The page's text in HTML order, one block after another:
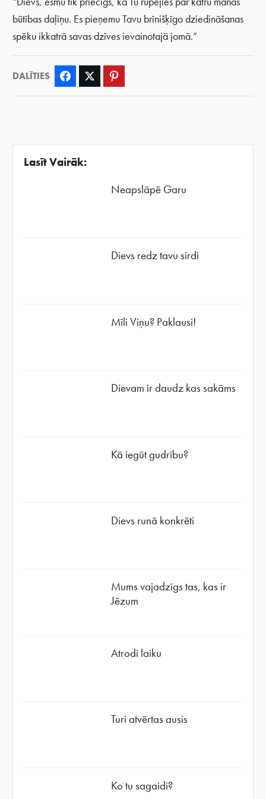
būtības daļiņu. Es pieņemu Tavu brīnišķīgo dziedināšanas
spēku ikkatrā savas dzīves ievainotajā jomā.”
DALĪTIES Facebook Twitter
Lasīt Vairāk:
Neapslāpē Garu
Dievs redz tavu sirdi
Mīli Viņu? Paklausi!
Dievam ir daudz kas sakāms
Kā iegūt gudrību?
Dievs runā konkrēti
Mums vajadzīgs tas, kas ir
Jēzum
Atrodi laiku
Turi atvērtas ausis
Ko tu sagaidi?